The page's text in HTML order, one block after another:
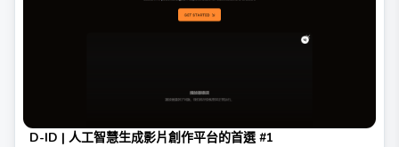
D-ID | 人工智慧生成影片創作平台的首選 #1